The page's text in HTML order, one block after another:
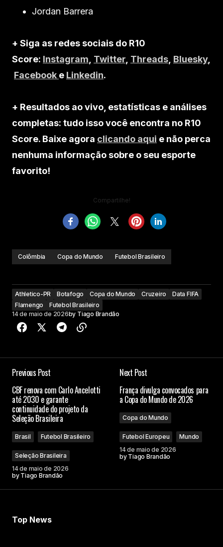
Jordan Barrera
+ Siga as redes sociais do R10
Score: Instagram Twitter Threads Bluesky,
Facebook e Linkedin.
+ Resultados ao vivo, estatísticas e análises
completas: tudo isso você encontra no R10
Score. Baixe agora clicando aqui e não perca
nenhuma informação sobre o seu esporte
favorito!
Compartilhe!
Colômbia Copa do Mundo Futebol Brasileiro
Athletico-PR Botafogo Copa do Mundo Cruzeiro
Data FIFA
Flamengo
Futebol Brasileiro
14 de maio de 2026by Tiago Brandão
Previous Post
CBF renova com Carlo Ancelotti
até 2030 e garante
continuidade do projeto da
Seleção Brasileira
Brasil Futebol Brasileiro
Seleção Brasileira
14 de maio de 2026
by Tiago Brandão
Next Post
França divulga convocados para
a Copa do Mundo de 2026
Copa do Mundo
Futebol Europeu
Mundo
14 de maio de 2026
by Tiago Brandão
Top News